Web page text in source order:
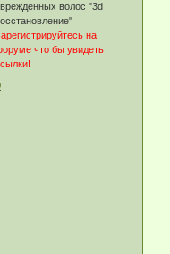
волос "3d
на
что бы увидеть